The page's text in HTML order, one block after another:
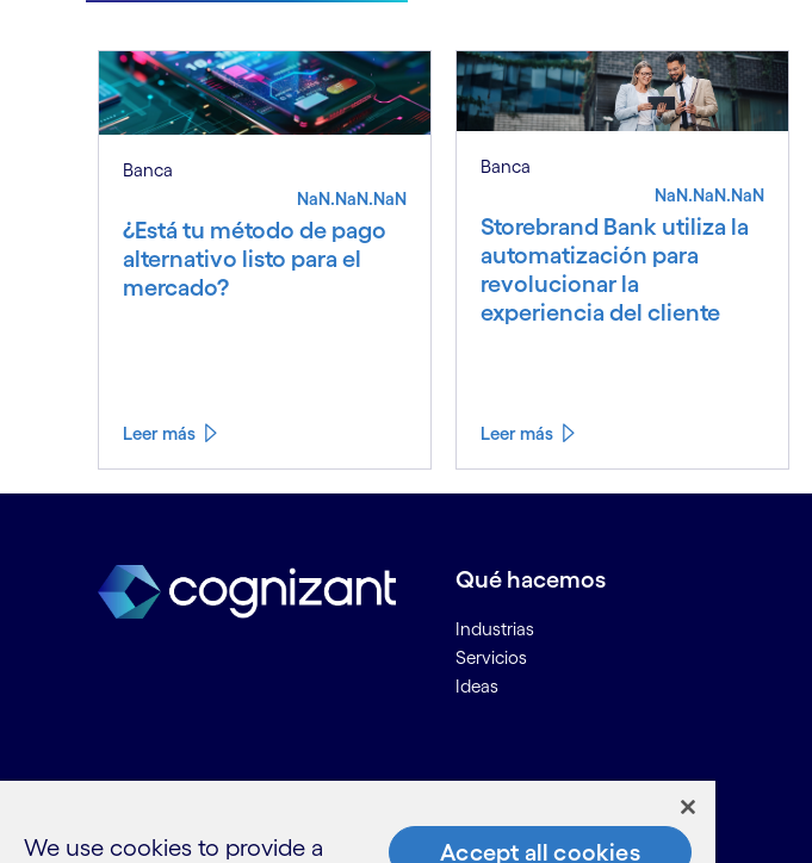
Banca
NaN.NaN.NaN
¿Está tu método de pago
alternativo listo para el
mercado?
Leer más
Banca
NaN.NaN.NaN
Storebrand Bank utiliza la
automatización para
revolucionar la
experiencia del cliente
Leer más
Qué hacemos
Industrias
Servicios
Ideas
Contactar
We use cookies to provide a Accept all cookies